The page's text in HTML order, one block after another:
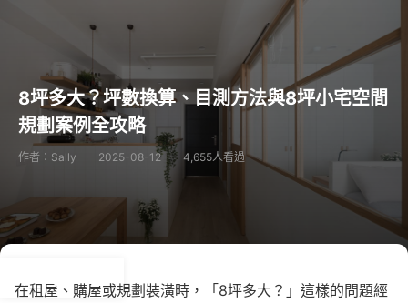
8坪多大？坪數換算、目測方法與8坪小宅空間
規劃案例全攻略
作者：Sally 2025-08-12 4,655人看過
在租屋、購屋或規劃裝潢時，「8坪多大？」這樣的問題經